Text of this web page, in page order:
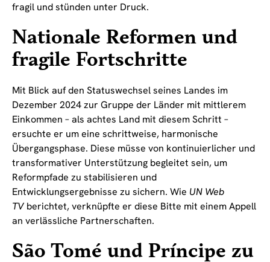
fragil und stünden unter Druck.
Nationale Reformen und
fragile Fortschritte
Mit Blick auf den Statuswechsel seines Landes im
Dezember 2024 zur Gruppe der Länder mit mittlerem
Einkommen – als achtes Land mit diesem Schritt –
ersuchte er um eine schrittweise, harmonische
Übergangsphase. Diese müsse von kontinuierlicher und
transformativer Unterstützung begleitet sein, um
Reformpfade zu stabilisieren und
Entwicklungsergebnisse zu sichern. Wie UN Web
TV berichtet, verknüpfte er diese Bitte mit einem Appell
an verlässliche Partnerschaften.
São Tomé und Príncipe zu